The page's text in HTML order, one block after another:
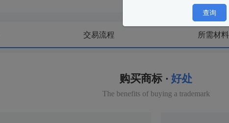
交易流程 所需材料
购买商标 · 好处
The benefits of buying a trademark
查询